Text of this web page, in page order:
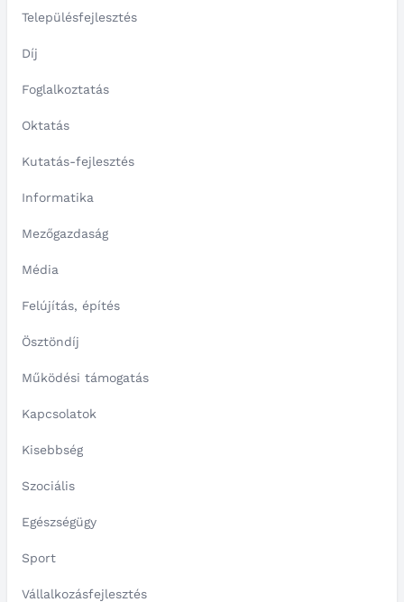
Településfejlesztés
Díj
Foglalkoztatás
Oktatás
Kutatás-fejlesztés
Informatika
Mezőgazdaság
Média
Felújítás, építés
Ösztöndíj
Működési támogatás
Kapcsolatok
Kisebbség
Szociális
Egészségügy
Sport
Vállalkozásfejlesztés